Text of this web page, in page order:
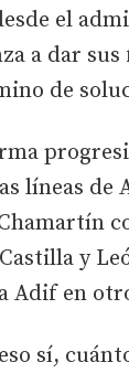
el
a dar
de
líneas de
y
Adif en
sí,